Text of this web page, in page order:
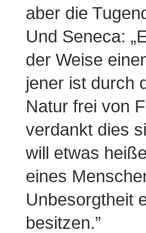
aber die
Und Seneca:
der Weise
jener ist durch
Natur frei von
verdankt dies
will etwas
eines
Unbesorgtheit
besitzen.”